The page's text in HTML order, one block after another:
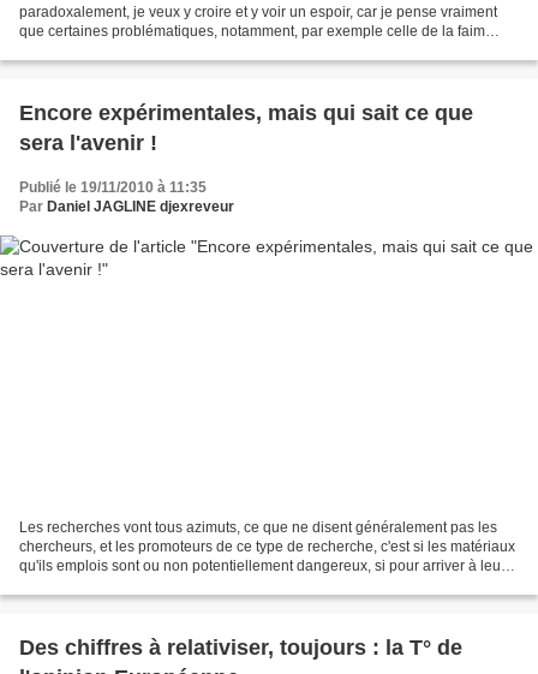
paradoxalement, je veux y croire et y voir un espoir, car je pense vraiment
que certaines problématiques, notamment, par exemple celle de la faim
Encore expérimentales, mais qui sait ce que
sera l'avenir !
Publié le 19/11/2010 à 11:35
Par Daniel JAGLINE djexreveur
Les recherches vont tous azimuts, ce que ne disent généralement pas les
chercheurs, et les promoteurs de ce type de recherche, c'est si les matériaux
qu'ils emplois sont ou non potentiellement dangereux, si pour arriver à leur
Des chiffres à relativiser, toujours : la T° de